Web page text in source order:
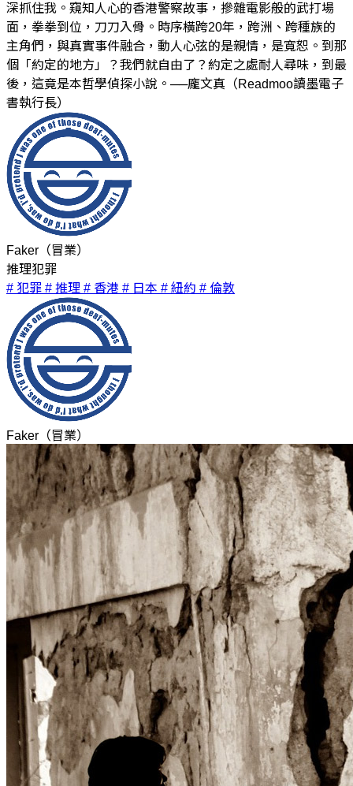
深抓住我。窺知人心的香港警察故事，摻雜電影般的武打場
面，拳拳到位，刀刀入骨。時序橫跨20年，跨洲、跨種族的
主角們，與真實事件融合，動人心弦的是親情，是寬恕。到那
個「約定的地方」？我們就自由了？約定之處耐人尋味，到最
後，這竟是本哲學偵探小說。──龐文真（Readmoo讀墨電子
書執行長）
Faker（冒業）
推理犯罪
# 犯罪 # 推理 # 香港 # 日本 # 紐約 # 倫敦
Faker（冒業）